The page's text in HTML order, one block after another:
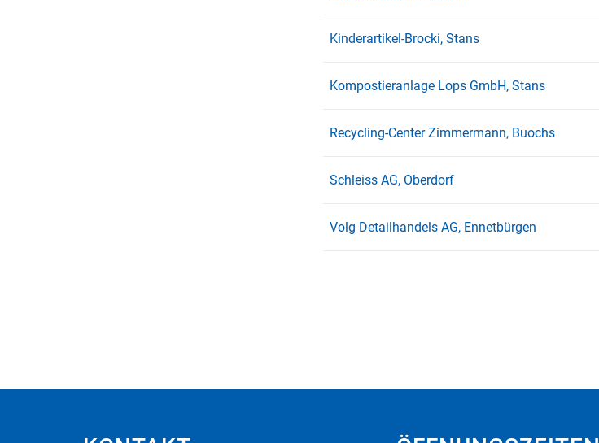
Kinderartikel-Brocki, Stans
Kompostieranlage Lops GmbH, Stans
Recycling-Center Zimmermann, Buochs
Schleiss AG, Oberdorf
Volg Detailhandels AG, Ennetbürgen